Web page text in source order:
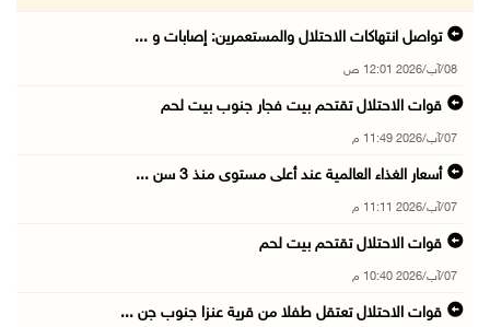
تواصل انتهاكات الاحتلال والمستعمرين: إصابات و ...
08/آب/2026 12:01 ص
قوات الاحتلال تقتحم بيت فجار جنوب بيت لحم
07/آب/2026 11:49 م
أسعار الغذاء العالمية عند أعلى مستوى منذ 3 سن ...
07/آب/2026 11:11 م
قوات الاحتلال تقتحم بيت لحم
07/آب/2026 10:40 م
قوات الاحتلال تعتقل طفلا من قرية عنزا جنوب جن ...